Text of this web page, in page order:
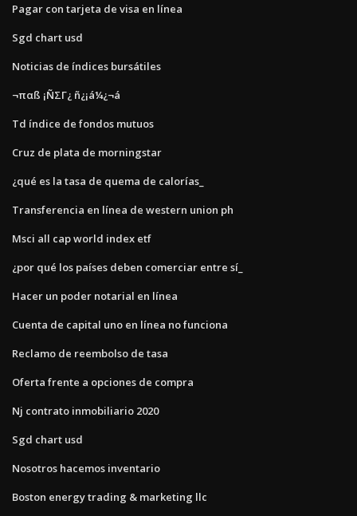
Pagar con tarjeta de visa en línea
Sgd chart usd
Noticias de índices bursátiles
¬παß ¡ÑΣΓ¿ ñ¿¡á¼¿¬á
Td índice de fondos mutuos
Cruz de plata de morningstar
¿qué es la tasa de quema de calorías_
Transferencia en línea de western union ph
Msci all cap world index etf
¿por qué los países deben comerciar entre sí_
Hacer un poder notarial en línea
Cuenta de capital uno en línea no funciona
Reclamo de reembolso de tasa
Oferta frente a opciones de compra
Nj contrato inmobiliario 2020
Sgd chart usd
Nosotros hacemos inventario
Boston energy trading & marketing llc